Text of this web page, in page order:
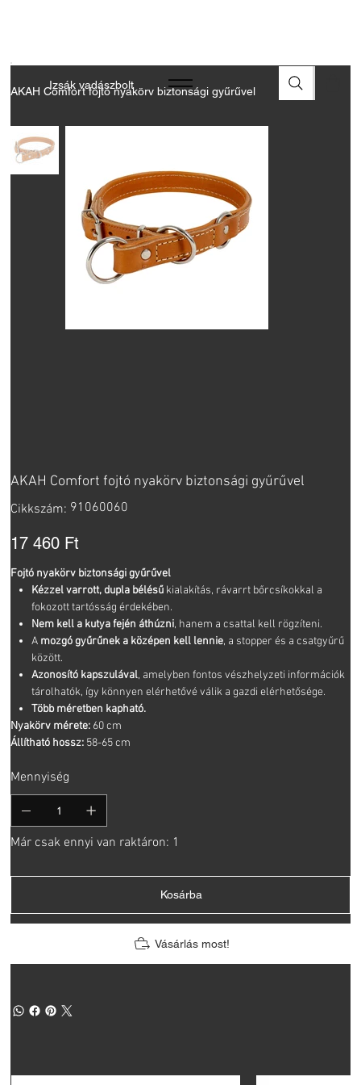
Izsák vadászbolt
AKAH Comfort fojtó nyakörv biztonsági gyűrűvel
AKAH Comfort fojtó nyakörv biztonsági gyűrűvel
Cikkszám: Cikkszám:
91060060
91060060
Ár
17 460 Ft
Fojtó nyakörv biztonsági gyűrűvel
Kézzel varrott, dupla bélésűkialakítás, rávarrt bőrcsíkokkal a
fokozott tartósság érdekében.
Nem kell a kutya fején áthúzni, hanem a csattal kell rögzíteni.
A mozgó gyűrűnek a középen kell lennie, a stopper és a csatgyűrű
között.
Azonosító kapszulával, amelyben fontos vészhelyzeti információk
tárolhatók, így könnyen elérhetővé válik a gazdi elérhetősége.
Több méretben kapható.
Nyakörv mérete: 60 cm
Állítható hossz: 58-65 cm
Mennyiség
Már csak ennyi van raktáron: 1
Kosárba
Vásárlás most!